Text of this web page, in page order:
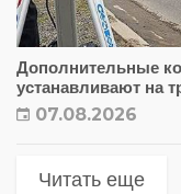
Дополнительные
устанавливают на
07.08.2026
Читать еще